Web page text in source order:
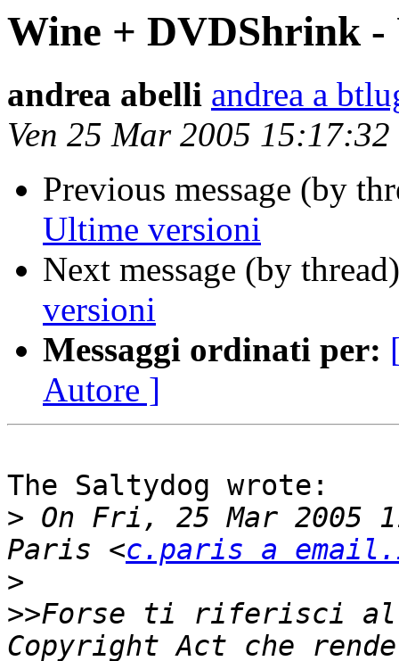
Wine + DVDShrink
andrea abelli andrea a
Ven 25 Mar 2005
Previous message (by
Ultime versioni
Next message (by
versioni
Messaggi ordinati per:
Autore ]
The Saltydog wrote:
> On Fri, 25 Mar 2005
Paris <c.paris a
>
>>Forse ti riferisci al